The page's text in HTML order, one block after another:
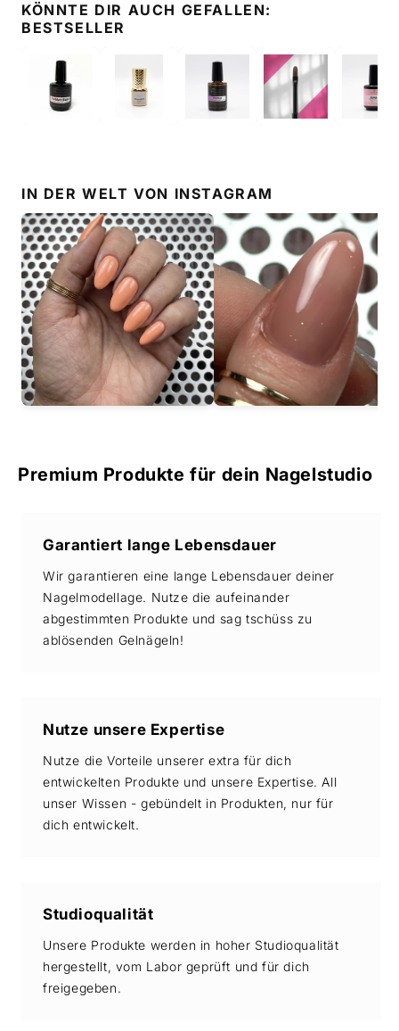
KÖNNTE DIR AUCH GEFALLEN:
BESTSELLER
IN DER WELT VON INSTAGRAM
Premium Produkte für dein Nagelstudio
Garantiert lange Lebensdauer
Wir garantieren eine lange Lebensdauer deiner
Nagelmodellage. Nutze die aufeinander
abgestimmten Produkte und sag tschüss zu
ablösenden Gelnägeln!
Nutze unsere Expertise
Nutze die Vorteile unserer extra für dich
entwickelten Produkte und unsere Expertise. All
unser Wissen - gebündelt in Produkten, nur für
dich entwickelt.
Studioqualität
Unsere Produkte werden in hoher Studioqualität
hergestellt, vom Labor geprüft und für dich
freigegeben.